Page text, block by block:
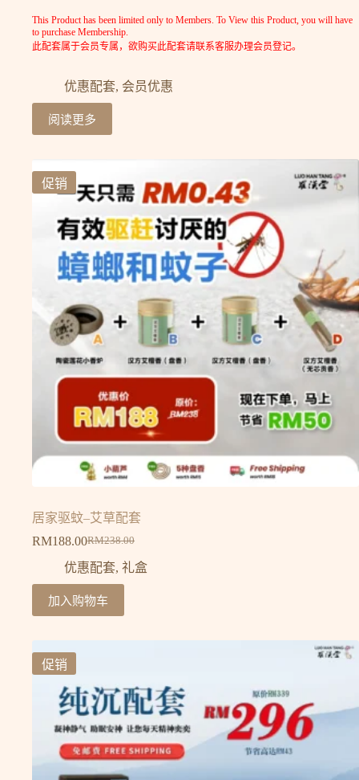
This Product has been limited only to Members. To View this Product, you will have
to purchase Membership.
此配套属于会员专属，欲购买此配套请联系客服办理会员登记。
优惠配套, 会员优惠
阅读更多
促销
居家驱蚊–艾草配套
RM238.00
RM188.00
优惠配套, 礼盒
加入购物车
促销